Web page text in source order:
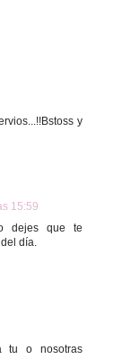
y
15:59
dejes que te
día.
tu o nosotras